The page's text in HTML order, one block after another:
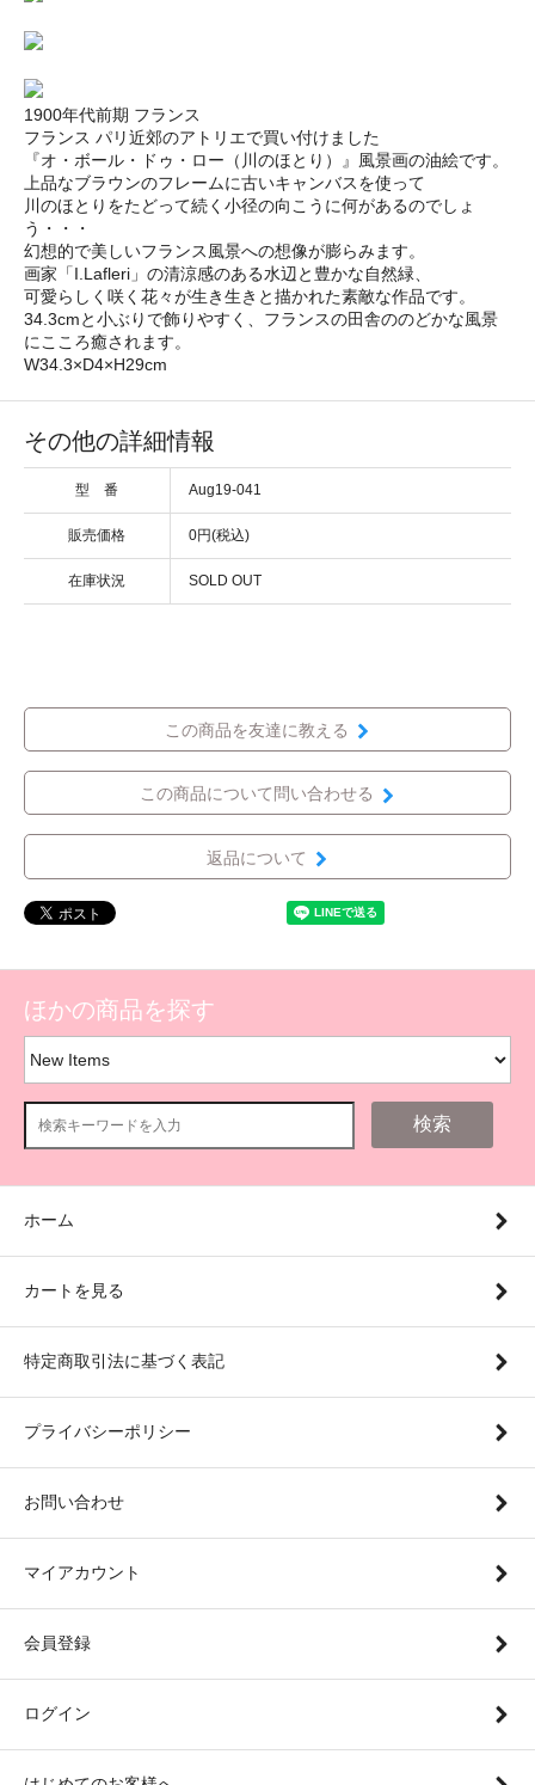
1900年代前期 フランス
フランス パリ近郊のアトリエで買い付けました
『オ・ボール・ドゥ・ロー（川のほとり）』風景画の油絵です。
上品なブラウンのフレームに古いキャンバスを使って
川のほとりをたどって続く小径の向こうに何があるのでしょ
う・・・
幻想的で美しいフランス風景への想像が膨らみます。
画家「I.Lafleri」の清涼感のある水辺と豊かな自然緑、
可愛らしく咲く花々が生き生きと描かれた素敵な作品です。
34.3cmと小ぶりで飾りやすく、フランスの田舎ののどかな風景
にこころ癒されます。
W34.3×D4×H29cm
その他の詳細情報
型 番 Aug19-041
販売価格 0円(税込)
在庫状況 SOLD OUT
この商品を友達に教える
この商品について問い合わせる
返品について
ほかの商品を探す
検索
ホーム
カートを見る
特定商取引法に基づく表記
プライバシーポリシー
お問い合わせ
マイアカウント
会員登録
ログイン